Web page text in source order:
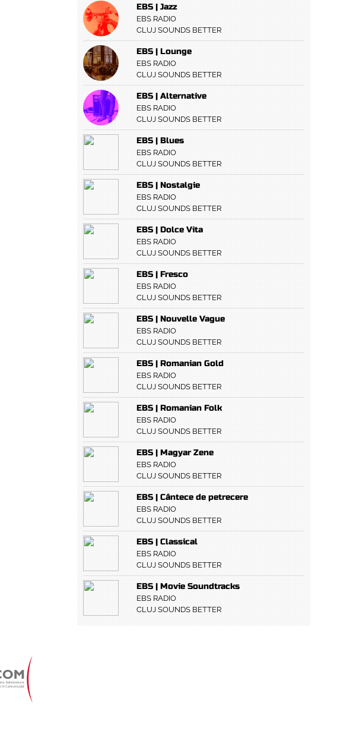
EBS | Jazz
EBS RADIO
CLUJ SOUNDS BETTER
EBS | Lounge
EBS RADIO
CLUJ SOUNDS BETTER
EBS | Alternative
EBS RADIO
CLUJ SOUNDS BETTER
EBS | Blues
EBS RADIO
CLUJ SOUNDS BETTER
EBS | Nostalgie
EBS RADIO
CLUJ SOUNDS BETTER
EBS | Dolce Vita
EBS RADIO
CLUJ SOUNDS BETTER
EBS | Fresco
EBS RADIO
CLUJ SOUNDS BETTER
EBS | Nouvelle Vague
EBS RADIO
CLUJ SOUNDS BETTER
EBS | Romanian Gold
EBS RADIO
CLUJ SOUNDS BETTER
EBS | Romanian Folk
EBS RADIO
CLUJ SOUNDS BETTER
EBS | Magyar Zene
EBS RADIO
CLUJ SOUNDS BETTER
EBS | Cântece de petrecere
EBS RADIO
CLUJ SOUNDS BETTER
EBS | Classical
EBS RADIO
CLUJ SOUNDS BETTER
EBS | Movie Soundtracks
EBS RADIO
CLUJ SOUNDS BETTER